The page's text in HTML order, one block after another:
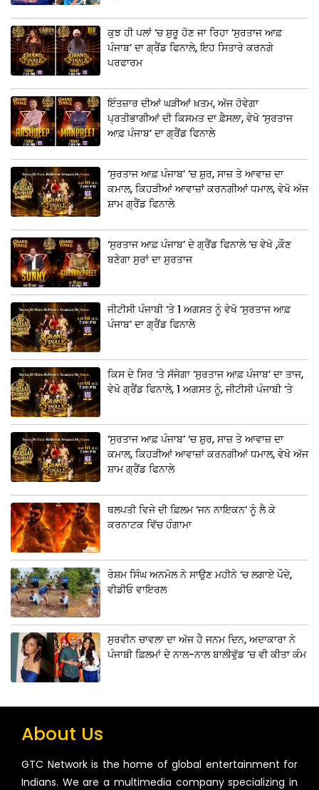
ਕੁਝ ਹੀ ਪਲਾਂ ‘ਚ ਸ਼ੁਰੂ ਹੋਣ ਜਾ ਰਿਹਾ ‘ਸੁਰਤਾਜ ਆਫ਼
ਪੰਜਾਬ’ ਦਾ ਗ੍ਰੈਂਡ ਫਿਨਾਲੇ, ਇਹ ਸਿਤਾਰੇ ਕਰਨਗੇ
ਪਰਫਾਰਮ
ਇੰਤਜ਼ਾਰ ਦੀਆਂ ਘੜੀਆਂ ਖ਼ਤਮ, ਅੱਜ ਹੋਵੇਗਾ
ਪ੍ਰਤੀਭਾਗੀਆਂ ਦੀ ਕਿਸਮਤ ਦਾ ਫ਼ੈਸਲਾ, ਵੇਖੋ ‘ਸੁਰਤਾਜ
ਆਫ਼ ਪੰਜਾਬ’ ਦਾ ਗ੍ਰੈਂਡ ਫਿਨਾਲੇ
‘ਸੁਰਤਾਜ ਆਫ਼ ਪੰਜਾਬ’ ‘ਚ ਸ਼ੁਰ, ਸਾਜ਼ ਤੇ ਆਵਾਜ਼ ਦਾ
ਕਮਾਲ, ਕਿਹੜੀਆਂ ਆਵਾਜ਼ਾਂ ਕਰਨਗੀਆਂ ਧਮਾਲ, ਵੇਖੋ ਅੱਜ
ਸ਼ਾਮ ਗ੍ਰੈਂਡ ਫਿਨਾਲੇ
‘ਸੁਰਤਾਜ ਆਫ਼ ਪੰਜਾਬ’ ਦੇ ਗ੍ਰੈਂਡ ਫਿਨਾਲੇ ‘ਚ ਵੇਖੋ ,ਕੌਣ
ਬਣੇਗਾ ਸੁਰਾਂ ਦਾ ਸੁਰਤਾਜ
ਜੀਟੀਸੀ ਪੰਜਾਬੀ ‘ਤੇ 1 ਅਗਸਤ ਨੂੰ ਵੇਖੋ ‘ਸੁਰਤਾਜ ਆਫ਼
ਪੰਜਾਬ’ ਦਾ ਗ੍ਰੈਂਡ ਫਿਨਾਲੇ
ਕਿਸ ਦੇ ਸਿਰ ‘ਤੇ ਸੱਜੇਗਾ ‘ਸੁਰਤਾਜ ਆਫ਼ ਪੰਜਾਬ’ ਦਾ ਤਾਜ,
ਵੇਖੋ ਗ੍ਰੈਂਡ ਫਿਨਾਲੇ, 1 ਅਗਸਤ ਨੂੰ, ਜੀਟੀਸੀ ਪੰਜਾਬੀ ‘ਤੇ
‘ਸੁਰਤਾਜ ਆਫ਼ ਪੰਜਾਬ’ ‘ਚ ਸ਼ੁਰ, ਸਾਜ਼ ਤੇ ਆਵਾਜ਼ ਦਾ
ਕਮਾਲ, ਕਿਹੜੀਆਂ ਆਵਾਜ਼ਾਂ ਕਰਨਗੀਆਂ ਧਮਾਲ, ਵੇਖੋ ਅੱਜ
ਸ਼ਾਮ ਗ੍ਰੈਂਡ ਫਿਨਾਲੇ
ਥਲਪਤੀ ਵਿਜੇ ਦੀ ਫ਼ਿਲਮ ‘ਜਨ ਨਾਇਕਨ’ ਨੂੰ ਲੈ ਕੇ
ਕਰਨਾਟਕ ਵਿੱਚ ਹੰਗਾਮਾ
ਰੇਸ਼ਮ ਸਿੰਘ ਅਨਮੋਲ ਨੇ ਸਾਉਣ ਮਹੀਨੇ ‘ਚ ਲਗਾਏ ਪੌਦੇ,
ਵੀਡੀਓ ਵਾਇਰਲ
ਸੁਰਵੀਨ ਚਾਵਲਾ ਦਾ ਅੱਜ ਹੈ ਜਨਮ ਦਿਨ, ਅਦਾਕਾਰਾ ਨੇ
ਪੰਜਾਬੀ ਫ਼ਿਲਮਾਂ ਦੇ ਨਾਲ-ਨਾਲ ਬਾਲੀਵੁੱਡ ‘ਚ ਵੀ ਕੀਤਾ ਕੰਮ
About Us
GTC Network is the home of global entertainment for
Indians. We are a multimedia company specializing in